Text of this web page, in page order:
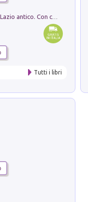
I monumenti funerari del Lazio antico. Con cartella con tavole
Tutti i libri